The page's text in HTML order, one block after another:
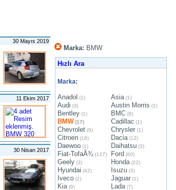
30 Mayıs 2019
11 Ekim 2017
30 Nisan 2017
Marka: BMW
Hızlı Ara
Marka:
Anadol (1) Asia (1)
Audi (3) Austin Morris (1)
Bentley (1) BMC (8)
BMW (17) Cadillac (1)
Chevrolet (9) Chrysler (1)
Citroen (18) Dacia (12)
Daewoo (1) Daihatsu (3)
Fiat-TofaÃ¾ (127) Ford (60)
Geely (3) Honda (22)
Hyundai (42) Isuzu (3)
Iveco (2) Jaguar (1)
Kia (9) Lada (7)